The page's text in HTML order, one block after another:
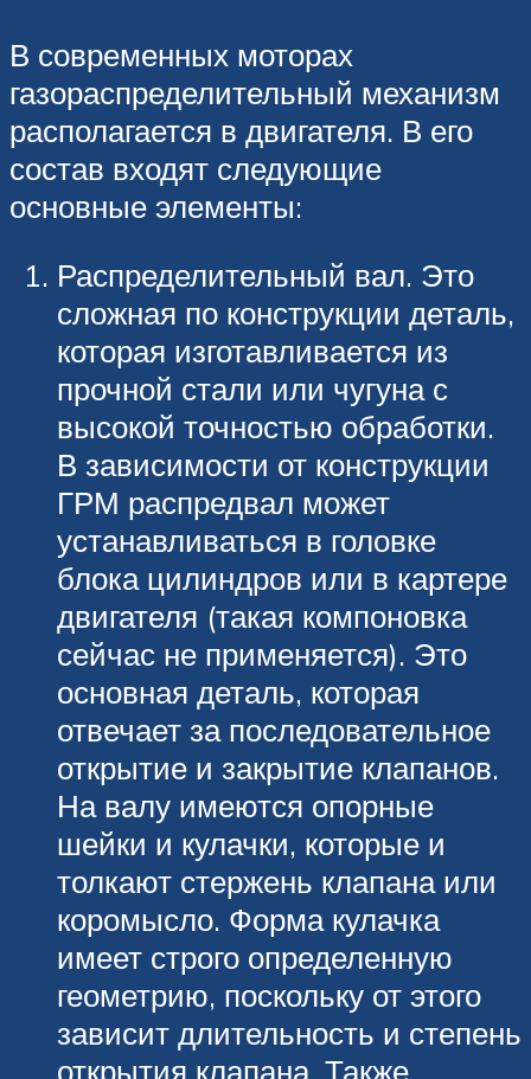
В современных моторах
газораспределительный механизм
располагается в двигателя. В его
состав входят следующие
основные элементы:
Распределительный вал. Это
сложная по конструкции деталь,
которая изготавливается из
прочной стали или чугуна с
высокой точностью обработки.
В зависимости от конструкции
ГРМ распредвал может
устанавливаться в головке
блока цилиндров или в картере
двигателя (такая компоновка
сейчас не применяется). Это
основная деталь, которая
отвечает за последовательное
открытие и закрытие клапанов.
На валу имеются опорные
шейки и кулачки, которые и
толкают стержень клапана или
коромысло. Форма кулачка
имеет строго определенную
геометрию, поскольку от этого
зависит длительность и степень
открытия клапана. Также